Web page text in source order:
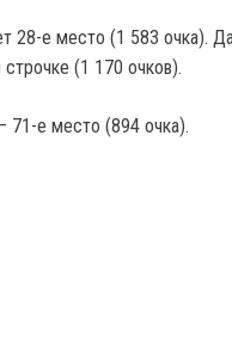
28-е место (1 583 очка).
строчке (1 170 очков).
71-е место (894 очка).